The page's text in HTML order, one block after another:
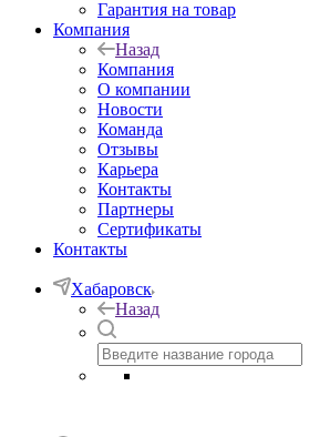
Гарантия на товар
Компания
Назад
Компания
О компании
Новости
Команда
Отзывы
Карьера
Контакты
Партнеры
Сертификаты
Контакты
Хабаровск
Назад